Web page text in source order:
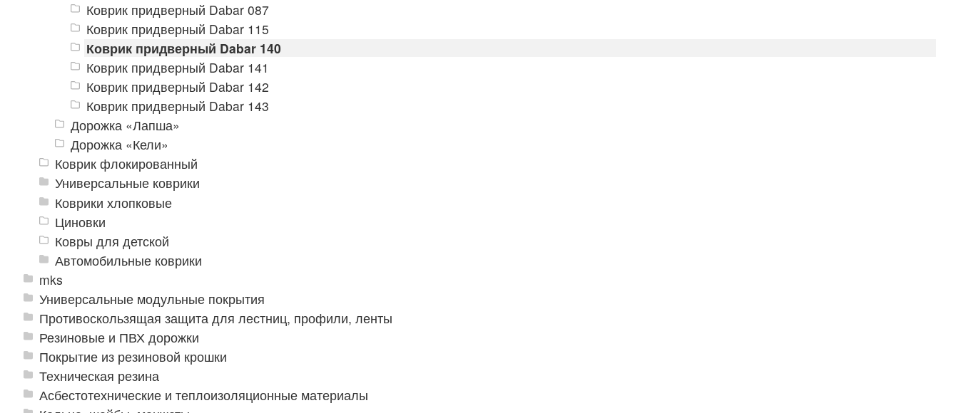
Коврик придверный Dabar 087
Коврик придверный Dabar 115
Коврик придверный Dabar 140
Коврик придверный Dabar 141
Коврик придверный Dabar 142
Коврик придверный Dabar 143
Дорожка «Лапша»
Дорожка «Кели»
Коврик флокированный
Универсальные коврики
Коврики хлопковые
Циновки
Ковры для детской
Автомобильные коврики
mks
Универсальные модульные покрытия
Противоскользящая защита для лестниц, профили, ленты
Резиновые и ПВХ дорожки
Покрытие из резиновой крошки
Техническая резина
Асбестотехнические и теплоизоляционные материалы